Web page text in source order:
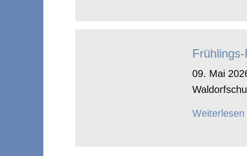
09. Mai
Weiterlesen